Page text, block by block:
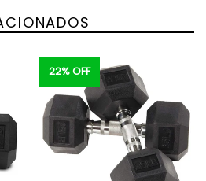
22% OFF